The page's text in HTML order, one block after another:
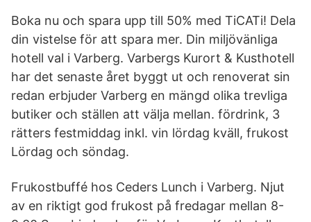
Boka nu och spara upp till 50% med TiCATi! Dela
din vistelse för att spara mer. Din miljövänliga
hotell val i Varberg. Varbergs Kurort & Kusthotell
har det senaste året byggt ut och renoverat sin
redan erbjuder Varberg en mängd olika trevliga
butiker och ställen att välja mellan. fördrink, 3
rätters festmiddag inkl. vin lördag kväll, frukost
Lördag och söndag.
Frukostbuffé hos Ceders Lunch i Varberg. Njut
av en riktigt god frukost på fredagar mellan 8-